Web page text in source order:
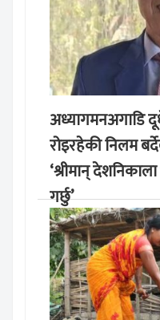
अध्यागमनअगाडि
रोइरहेकी निलम
‘श्रीमान्
गर्छु’